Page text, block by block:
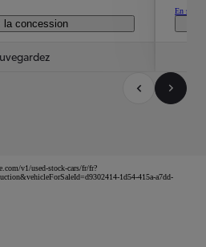
la concession
En
v1/used-stock-cars/fr/fr?
1d54-415a-a7dd-